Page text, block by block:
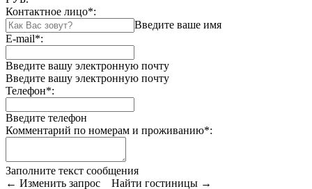
Контактное лицо*:
Введите ваше имя
E-mail*:
Введите вашу электронную почту
Введите вашу электронную почту
Телефон*:
Введите телефон
Комментарий по номерам и проживанию*:
Заполните текст сообщения
← Изменить запрос
Найти гостиницы →